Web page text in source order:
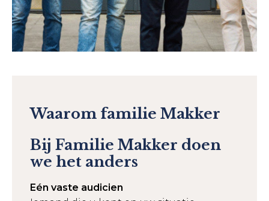
Waarom familie Makker
Bij Familie Makker doen
we het anders
Eén vaste audicien